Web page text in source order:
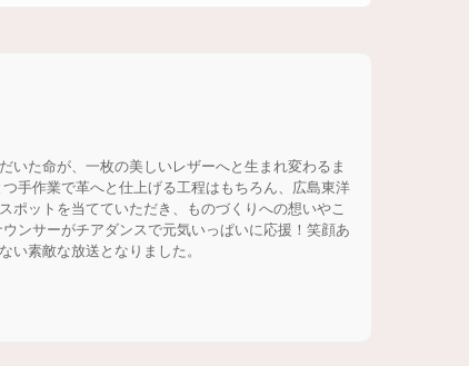
いた命が、一枚の美しいレザーへと生まれ変わるま
手作業で革へと仕上げる工程はもちろん、広島東洋
ポットを当てていただき、ものづくりへの想いやこ
ンサーがチアダンスで元気いっぱいに応援！笑顔あ
い素敵な放送となりました。